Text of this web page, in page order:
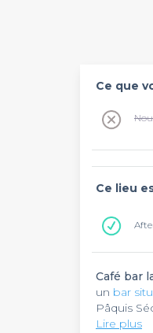
Ce que
Ce lieu
Café bar
un
Pâquis
Môle, à
Lire plus